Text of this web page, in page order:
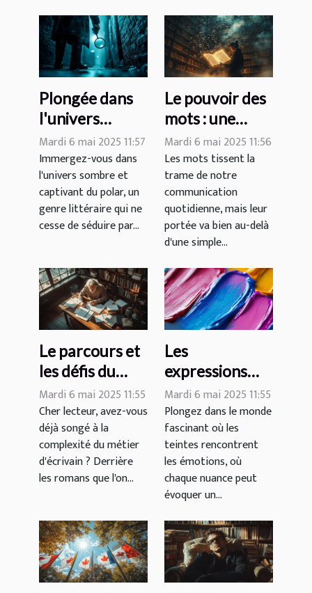
Plongée dans
l'univers
passionnant du
polar
Mardi 6 mai 2025 11:57
Immergez-vous dans
l'univers sombre et
captivant du polar, un
genre littéraire qui ne
cesse de séduire par...
Le pouvoir des
mots : une
influence
insoupçonnée
Mardi 6 mai 2025 11:56
Les mots tissent la
trame de notre
communication
quotidienne, mais leur
portée va bien au-delà
d'une simple...
Le parcours et
les défis du
métier
d'écrivain
Mardi 6 mai 2025 11:55
Cher lecteur, avez-vous
déjà songé à la
complexité du métier
d'écrivain ? Derrière
les romans que l'on...
Les
expressions
colorées : une
exploration des
émotions et
sentiments liés
aux couleurs
Mardi 6 mai 2025 11:55
Plongez dans le monde
fascinant où les
teintes rencontrent
les émotions, où
chaque nuance peut
évoquer un...